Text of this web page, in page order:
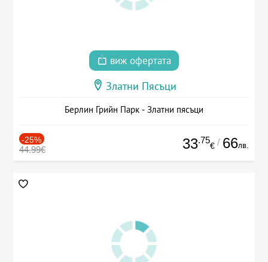
виж офертата
Златни Пясъци
Берлин Грийн Парк - Златни пясъци
-25%
44.99€ 33.75
€ / 66лв.